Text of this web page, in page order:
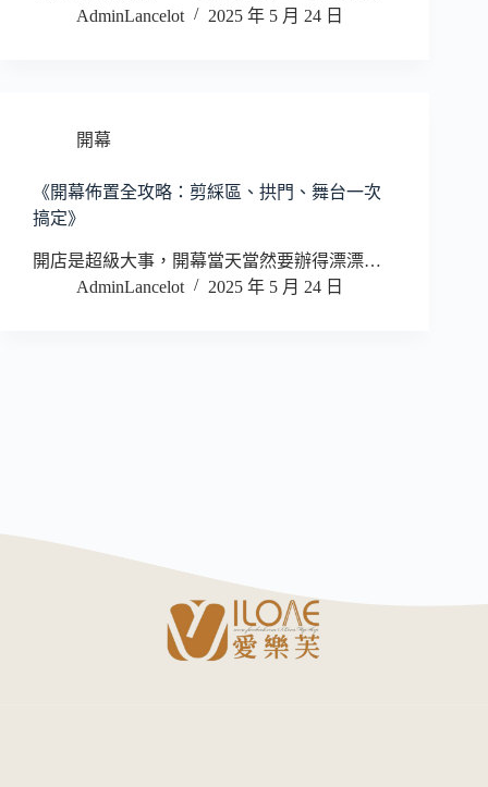
AdminLancelot
2025 年 5 月 24 日
開幕
《開幕佈置全攻略：剪綵區、拱門、舞台一次
搞定》
開店是超級大事，開幕當天當然要辦得漂漂…
AdminLancelot
2025 年 5 月 24 日